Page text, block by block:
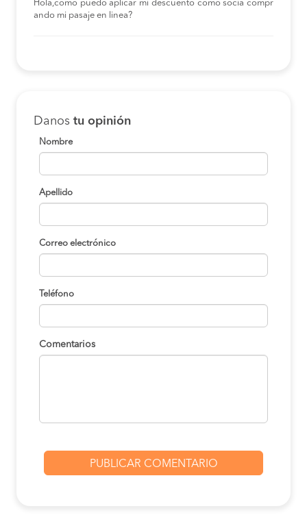
Hola,como puedo aplicar mi descuento como socia compr
ando mi pasaje en linea?
Danos tu opinión
Nombre
Apellido
Correo electrónico
Teléfono
Comentarios